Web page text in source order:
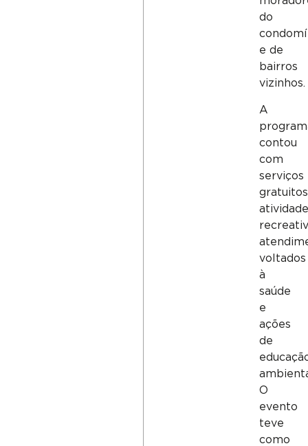
do
e de
bairros
vizinhos.
A
contou
com
serviços
voltados
à
saúde
e
ações
de
O
evento
teve
como